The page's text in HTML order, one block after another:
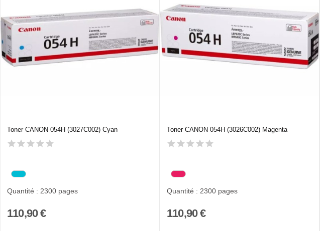
Toner CANON 054H (3027C002) Cyan
Quantité : 2300 pages
110,90 €
Toner CANON 054H (3026C002) Magenta
Quantité : 2300 pages
110,90 €